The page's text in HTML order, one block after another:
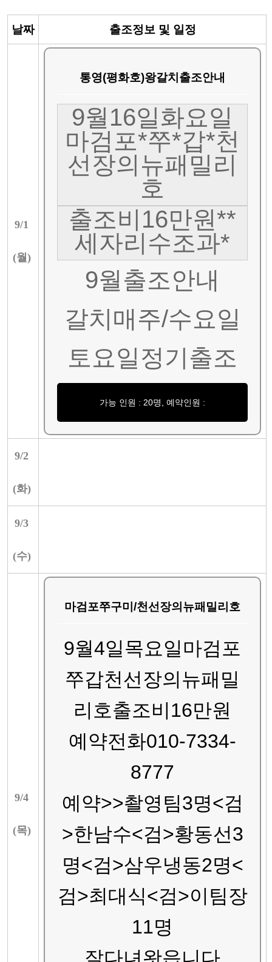
날짜 출조정보 및 일정
9/1
(월 )
통영(평화호)왕갈치출조안내
9월16일화요일
마검포*쭈*갑*천
선장의뉴패밀리
호
출조비16만원**
세자리수조과*
9월출조안내
갈치매주/수요일
토요일정기출조
가능 인원 : 20명, 예약인원 :
9/2
(화)
9/3
(수)
9/4
(목)
마검포쭈구미/천선장의뉴패밀리호
9월4일목요일마검포
쭈갑천선장의뉴패밀
리호출조비16만원
예약전화010-7334-
8777
예약>>촬영팀3명<검
>한남수<검>황동선3
명<검>삼우냉동2명<
검>최대식<검>이팀장
11명
잘다녀왓읍니다